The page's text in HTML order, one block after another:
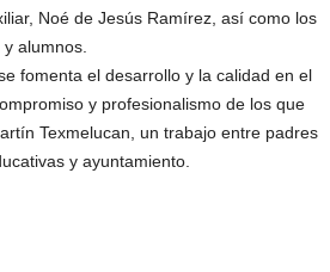
Noé de Jesús Ramírez, así como los
alumnos.
fomenta el desarrollo y la calidad en el
y profesionalismo de los que
Texmelucan, un trabajo entre padres
y ayuntamiento.